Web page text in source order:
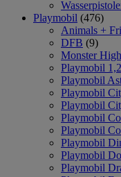
Playmobil (476)
Animals +
DFB (9)
Monster High
Playmobil
Playmobil
Playmobil
Playmobil
Playmobil
Playmobil
Playmobil
Playmobil
Playmobil